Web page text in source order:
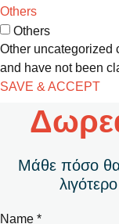
Others
Others
Other uncategorized
and have not been
SAVE & ACCEPT
Μάθε πόσο θα
Name *